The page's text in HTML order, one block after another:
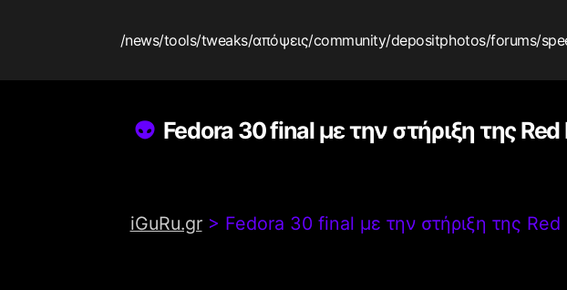
/news/tools/tweaks/απόψεις/community/depositphotos/forums/
Fedora 30 final με την στήριξη της Red
iGuRu.gr> Fedora 30 final με την στήριξη της Red